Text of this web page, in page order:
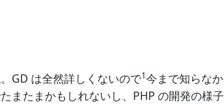
GD は全然詳しくないので1今まで知らな
またまかもしれないし、PHP の開発の様